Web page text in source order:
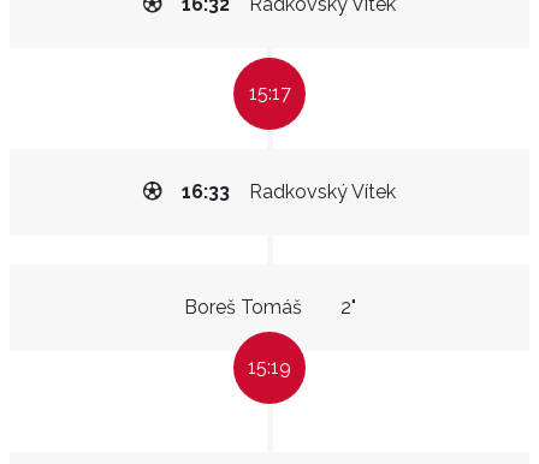
15:17
Radkovský Vítek
16:33
Boreš Tomáš 2"
15:19